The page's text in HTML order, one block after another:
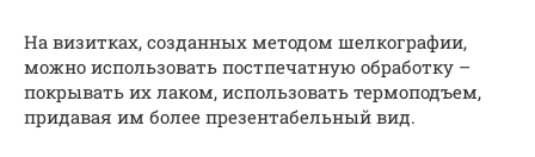
На визитках, созданных методом шелкографии,
можно использовать постпечатную обработку –
покрывать их лаком, использовать термоподъем,
придавая им более презентабельный вид.